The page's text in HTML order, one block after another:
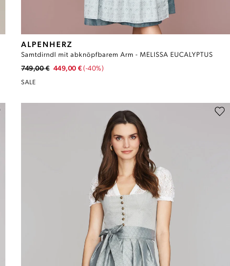
ALPENHERZ
Samtdirndl mit abknöpfbarem Arm - MELISSA EUCALYPTUS
749,00 € 449,00 € (-40%)
SALE